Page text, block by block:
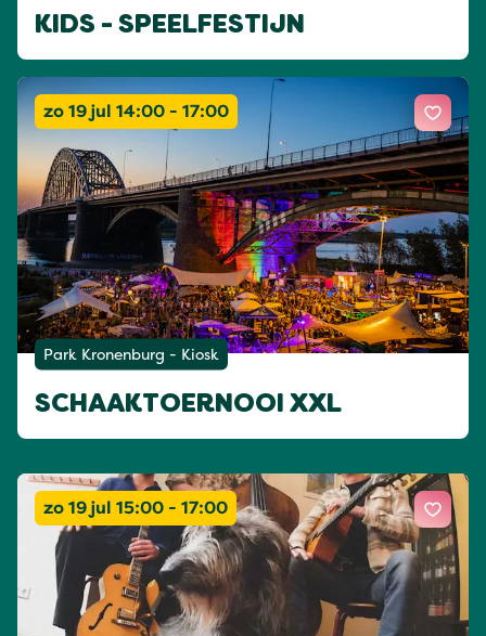
KIDS - SPEELFESTIJN
zo 19 jul 14:00 - 17:00
Park Kronenburg - Kiosk
SCHAAKTOERNOOI XXL
zo 19 jul 15:00 - 17:00